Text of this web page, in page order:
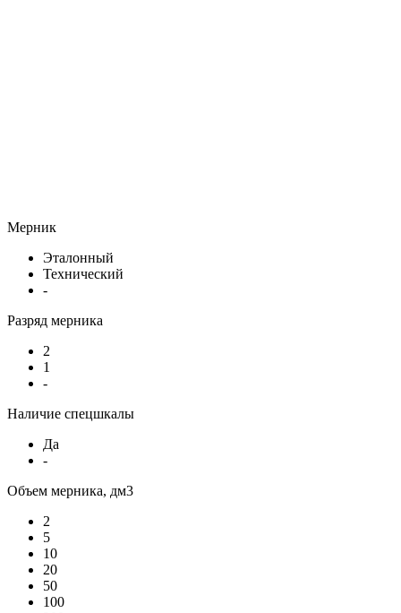
Мерник
Эталонный
Технический
-
Разряд мерника
2
1
-
Наличие спецшкалы
Да
-
Объем мерника, дм3
2
5
10
20
50
100